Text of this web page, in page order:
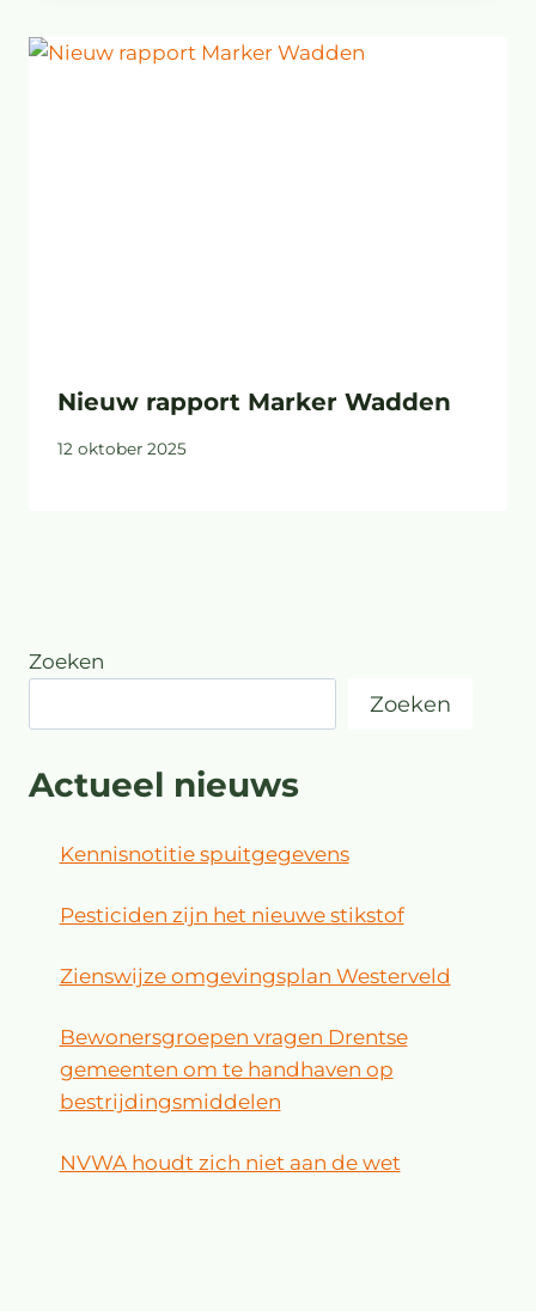
Nieuw rapport Marker Wadden
12 oktober 2025
Zoeken
Zoeken
Actueel nieuws
Kennisnotitie spuitgegevens
Pesticiden zijn het nieuwe stikstof
Zienswijze omgevingsplan Westerveld
Bewonersgroepen vragen Drentse
gemeenten om te handhaven op
bestrijdingsmiddelen
NVWA houdt zich niet aan de wet